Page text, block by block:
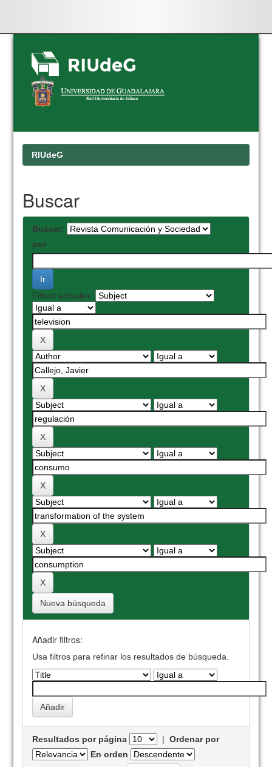
Skip
navigation
RIUdeG
Buscar
Buscar:
por
Filtros actuales:
Nueva búsqueda
Añadir filtros:
Usa filtros para refinar los resultados de búsqueda.
Resultados por página |Ordenar por
En orden